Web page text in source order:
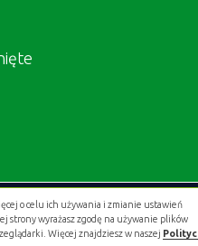
o celu ich używania i zmianie ustawień
strony wyrażasz zgodę na używanie plików
Więcej znajdziesz w naszej
.gold studio digital